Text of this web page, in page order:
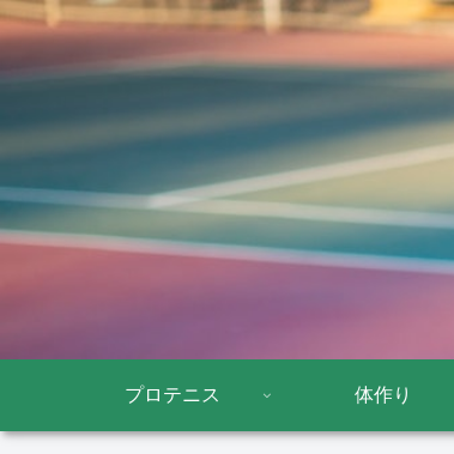
プロテニス 体作り